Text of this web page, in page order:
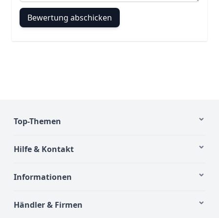
Bewertung abschicken
Top-Themen
Hilfe & Kontakt
Informationen
Händler & Firmen